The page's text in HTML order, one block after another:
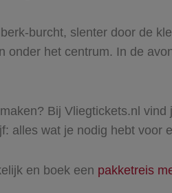
burcht, slenter door de
onder het centrum. In de
Bij Vliegtickets.nl
alles wat je nodig hebt voor
en boek een pakketreis